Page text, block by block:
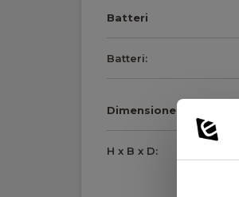
Batteri
Batteri:
Dimensioner
H x B x D: